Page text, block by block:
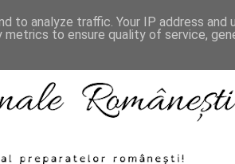
to analyze traffic. Your IP address and
to ensure quality of service,